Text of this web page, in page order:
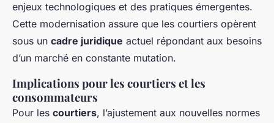
enjeux technologiques et des pratiques émergentes.
Cette modernisation assure que les courtiers opèrent
sous un cadre juridique actuel répondant aux besoins
d’un marché en constante mutation.
Implications pour les courtiers et les
consommateurs
Pour les courtiers, l’ajustement aux nouvelles normes